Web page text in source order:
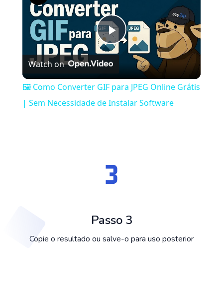
Play
Video
Watch on
🖼️ Como Converter GIF para JPEG Online Grátis
| Sem Necessidade de Instalar Software
Passo 3
Copie o resultado ou salve-o para uso posterior